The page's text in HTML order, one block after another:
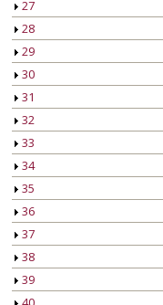
27
28
29
30
31
32
33
34
35
36
37
38
39